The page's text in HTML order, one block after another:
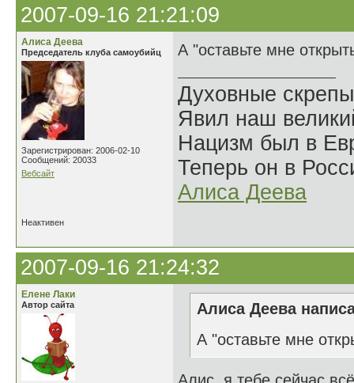
2007-09-16 21:21:09
Алиса Деева
Председатель клуба самоубийц
Зарегистрирован: 2006-02-10
Сообщений: 20033
Вебсайт
А "оставьте мне
Духовные
Явил наш
Нацизм был в
Теперь он в
Алиса Деева
Неактивен
2007-09-16 21:24:32
Елене Лаки
Автор сайта
Алиса Деева
А "оставьте мне